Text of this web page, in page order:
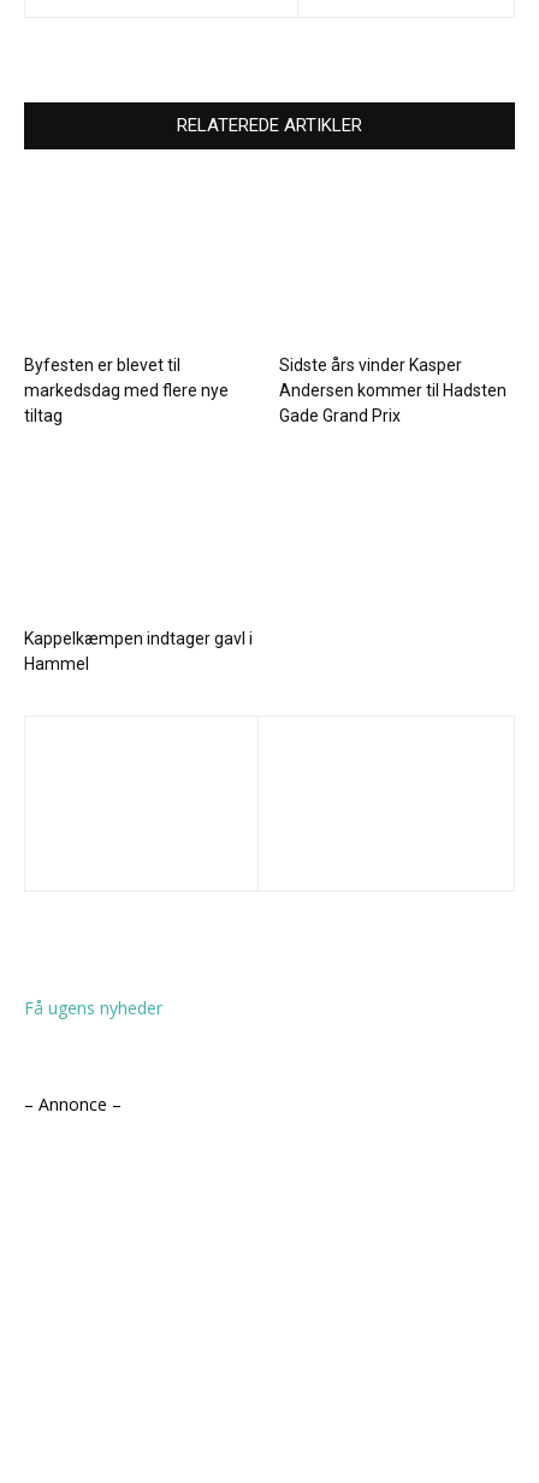
RELATEREDE ARTIKLER
Byfesten er blevet til
markedsdag med flere nye
tiltag
Sidste års vinder Kasper
Andersen kommer til Hadsten
Gade Grand Prix
Kappelkæmpen indtager gavl i
Hammel
Få ugens nyheder
– Annonce –